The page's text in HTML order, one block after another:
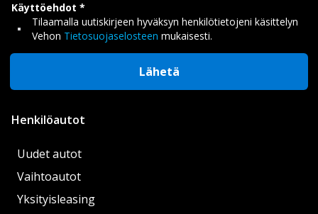
Käyttöehdot
Tilaamalla uutiskirjeen hyväksyn henkilötietojeni käsittelyn
Vehon Tietosuojaselosteen mukaisesti.
Lähetä
Henkilöautot
Uudet autot
Vaihtoautot
Yksityisleasing